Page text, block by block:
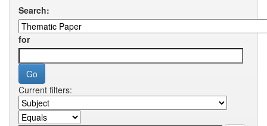
Search:
for
Current filters: